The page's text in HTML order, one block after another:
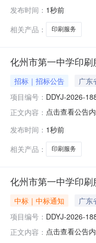
发布时间： 1秒前
相关产品：
印刷服务
化州市第一中学印
招标｜招标公告 广东
项目编号： DDYJ-2026-
正文内容： 点击查看公告内
发布时间： 1秒前
相关产品：
印刷服务
化州市第一中学印
中标｜中标通知 广东
项目编号： DDYJ-2026-
正文内容： 点击查看公告内